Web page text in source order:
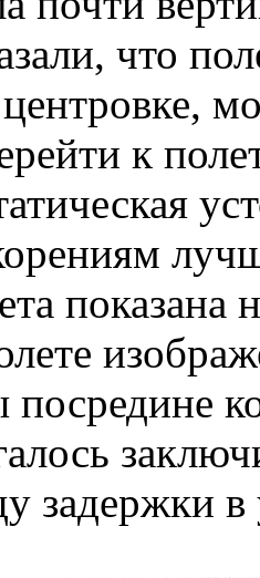
что
к
посредине
задержки